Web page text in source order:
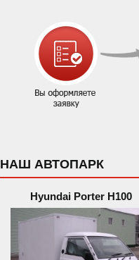
НАШ АВТОПАРК
Hyundai Porter H100